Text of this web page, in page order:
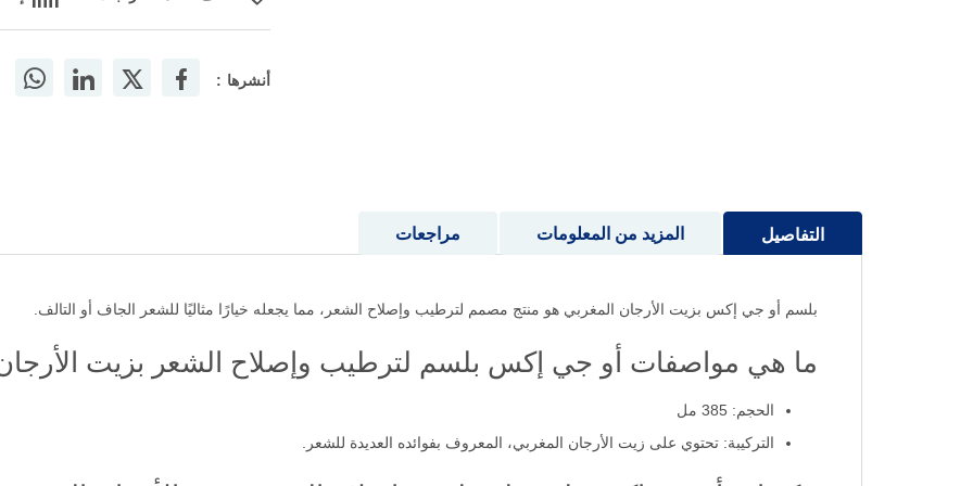
أنشرها :
التفاصيل
بلسم أو جي إكس بزيت الأرجان المغربي هو منتج مصمم لترطيب وإصلاح الشعر، مما يجعله خيارًا مثاليًا للشعر الجاف أو التالف.
ما هي مواصفات أو جي إكس بلسم لترطيب وإصلاح الشعر بزيت
الحجم: 385 مل
التركيبة: تحتوي على زيت الأرجان المغربي، المعروف بفوائده العديدة للشعر.
المزيد من المعلومات مراجعات